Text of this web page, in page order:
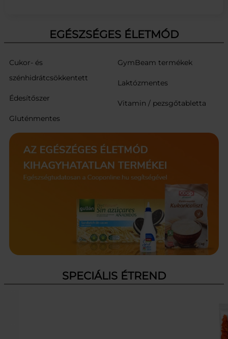
EGÉSZSÉGES ÉLETMÓD
Cukor- és
szénhidrátcsökkentett
Édesítőszer
Gluténmentes
GymBeam termékek
Laktózmentes
Vitamin / pezsgőtabletta
SPECIÁLIS ÉTREND